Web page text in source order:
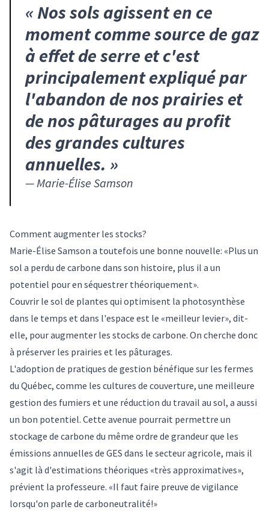
« Nos sols agissent en ce
moment comme source de gaz
à effet de serre et c'est
principalement expliqué par
l'abandon de nos prairies et
de nos pâturages au profit
des grandes cultures
annuelles. »
—Marie-Élise Samson
Comment augmenter les stocks?
Marie-Élise Samson a toutefois une bonne nouvelle: «Plus un
sol a perdu de carbone dans son histoire, plus il a un
potentiel pour en séquestrer théoriquement».
Couvrir le sol de plantes qui optimisent la photosynthèse
dans le temps et dans l'espace est le «meilleur levier», dit-
elle, pour augmenter les stocks de carbone. On cherche donc
à préserver les prairies et les pâturages.
L'adoption de pratiques de gestion bénéfique sur les fermes
du Québec, comme les cultures de couverture, une meilleure
gestion des fumiers et une réduction du travail au sol, a aussi
un bon potentiel. Cette avenue pourrait permettre un
stockage de carbone du même ordre de grandeur que les
émissions annuelles de GES dans le secteur agricole, mais il
s'agit là d'estimations théoriques «très approximatives»,
prévient la professeure. «Il faut faire preuve de vigilance
lorsqu'on parle de carboneutralité!»